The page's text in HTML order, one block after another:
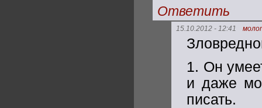
Ответить
15.10.2012 - 12:41
1. Он
и даже
писать.